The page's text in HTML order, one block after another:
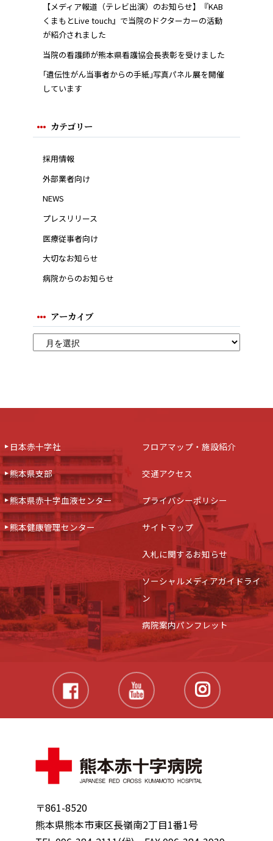
【メディア報道（テレビ出演）のお知らせ】『KAB
くまもとLive touch』で当院のドクターカーの活動
が紹介されました
当院の看護師が熊本県看護協会長表彰を受けました
｢遺伝性がん当事者からの手紙｣写真パネル展を開催
しています
カテゴリー
採用情報
外部業者向け
NEWS
プレスリリース
医療従事者向け
大切なお知らせ
病院からのお知らせ
アーカイブ
〒861-8520
熊本県熊本市東区長嶺南2丁目1番1号
日本赤十字社
熊本県支部
熊本県赤十字血液センター
熊本健康管理センター
フロアマップ・施設紹介
交通アクセス
プライバシーポリシー
サイトマップ
入札に関するお知らせ
ソーシャルメディアガイドライ
ン
病院案内パンフレット